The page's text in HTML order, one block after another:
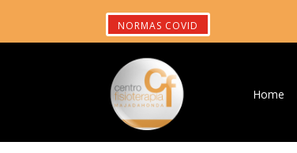
NORMAS COVID
Home